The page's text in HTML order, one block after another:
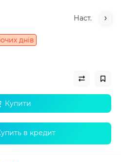
Наст.
днів
Купити
в кредит